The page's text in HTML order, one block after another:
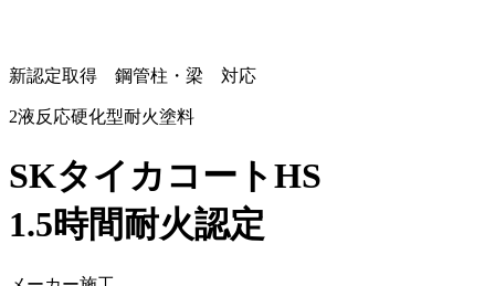
新認定取得 鋼管柱・梁 対応
2液反応硬化型耐火塗料
SKタイカコートHS
1.5時間耐火認定